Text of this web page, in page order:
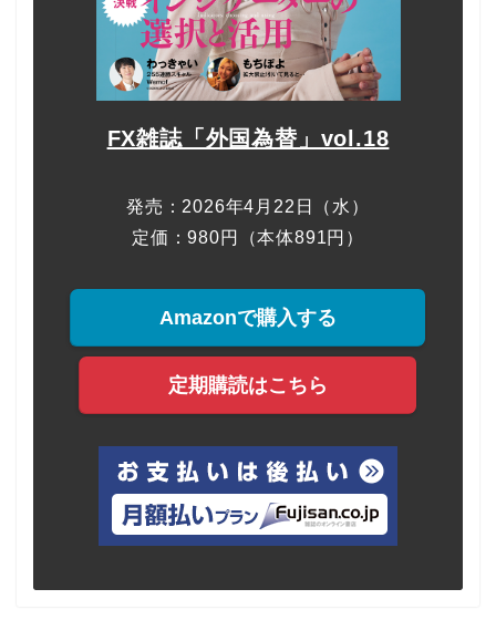
FX雑誌「外国為替」vol.18
発売：2026年4月22日（水）
定価：980円（本体891円）
Amazonで購入する
定期購読はこちら